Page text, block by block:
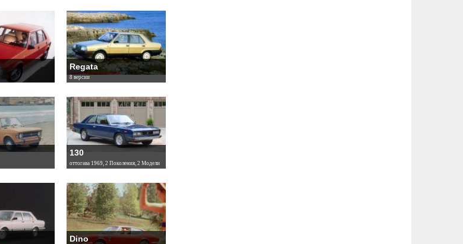
Regata
8 версии
130
оттогава 1969, 2 Поколения, 2 Модели
Dino